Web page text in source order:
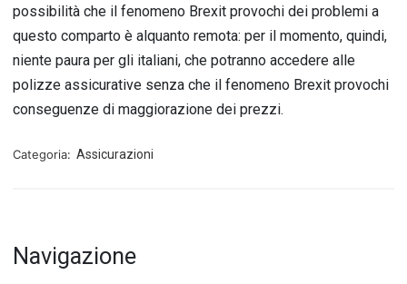
possibilità che il fenomeno Brexit provochi dei problemi a
questo comparto è alquanto remota: per il momento, quindi,
niente paura per gli italiani, che potranno accedere alle
polizze assicurative senza che il fenomeno Brexit provochi
conseguenze di maggiorazione dei prezzi.
Categoria: Assicurazioni
Navigazione